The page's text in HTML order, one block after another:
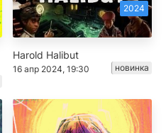
2024
Harold Halibut
16 апр 2024, 19:30 новинка